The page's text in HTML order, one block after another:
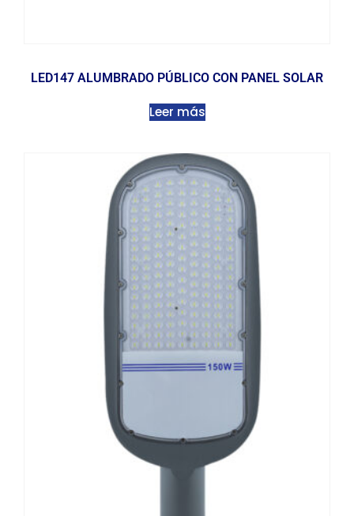
LED147 ALUMBRADO PÚBLICO CON PANEL SOLAR
Leer más